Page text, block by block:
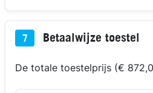
7 Betaalwijze toestel
De totale toestelprijs (€